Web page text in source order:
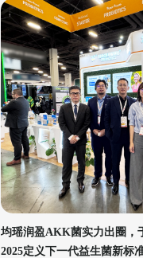
均瑶润盈AKK菌实力出圈，
2025定义下一代益生菌新标